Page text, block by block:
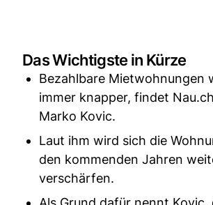
Das Wichtigste in Kürze
Bezahlbare Mietwohnungen
immer knapper, findet
Marko Kovic.
Laut ihm wird sich die
den kommenden Jahren
verschärfen.